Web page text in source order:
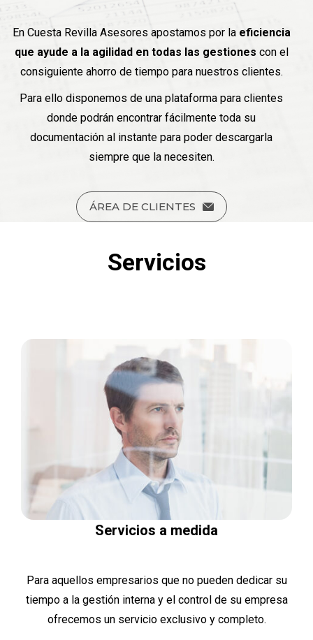
En Cuesta Revilla Asesores apostamos por la eficiencia
que ayude a la agilidad en todas las gestiones con el
consiguiente ahorro de tiempo para nuestros clientes.
Para ello disponemos de una plataforma para clientes
donde podrán encontrar fácilmente toda su
documentación al instante para poder descargarla
siempre que la necesiten.
ÁREA DE CLIENTES
Servicios
Servicios a medida
Para aquellos empresarios que no pueden dedicar su
tiempo a la gestión interna y el control de su empresa
ofrecemos un servicio exclusivo y completo.